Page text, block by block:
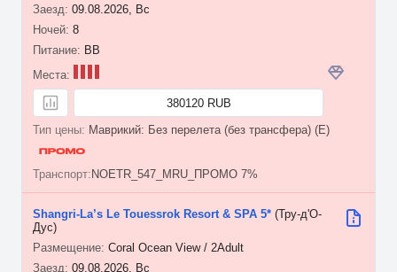
09.08.2026, Вс
8
BB
380120 RUB
Маврикий: Без перелета (без трансфера) (E)
NOETR_547_MRU_ПРОМО 7%
09.08.2026, Вс
Shangri-La’s Le Touessrok Resort & SPA 5* (Тру-д'О-
Дус)
Coral Ocean View / 2Adult